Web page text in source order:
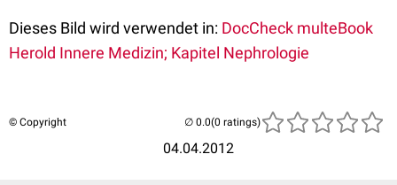
Dieses Bild wird verwendet in: DocCheck multeBook
Herold Innere Medizin; Kapitel Nephrologie
© Copyright
04.04.2012
(0 ratings)